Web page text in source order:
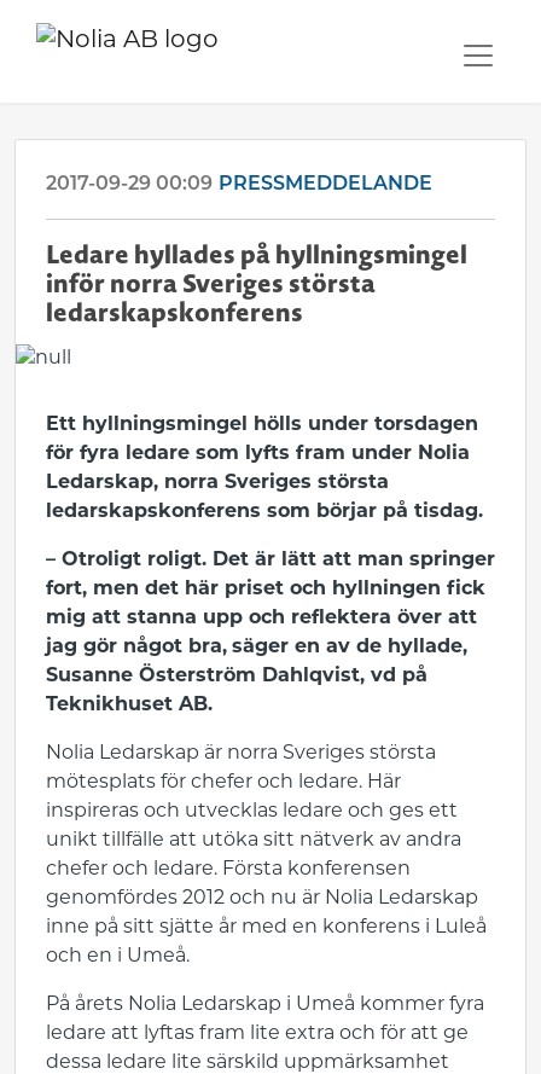
2017-09-29 00:09 PRESSMEDDELANDE
Ledare hyllades på hyllningsmingel
inför norra Sveriges största
ledarskapskonferens
Ett hyllningsmingel hölls under torsdagen
för fyra ledare som lyfts fram under Nolia
Ledarskap, norra Sveriges största
ledarskapskonferens som börjar på tisdag.
– Otroligt roligt. Det är lätt att man springer
fort, men det här priset och hyllningen fick
mig att stanna upp och reflektera över att
jag gör något bra, säger en av de hyllade,
Susanne Österström Dahlqvist, vd på
Teknikhuset AB.
Nolia Ledarskap är norra Sveriges största
mötesplats för chefer och ledare. Här
inspireras och utvecklas ledare och ges ett
unikt tillfälle att utöka sitt nätverk av andra
chefer och ledare. Första konferensen
genomfördes 2012 och nu är Nolia Ledarskap
inne på sitt sjätte år med en konferens i Luleå
och en i Umeå.
På årets Nolia Ledarskap i Umeå kommer fyra
ledare att lyftas fram lite extra och för att ge
dessa ledare lite särskild uppmärksamhet